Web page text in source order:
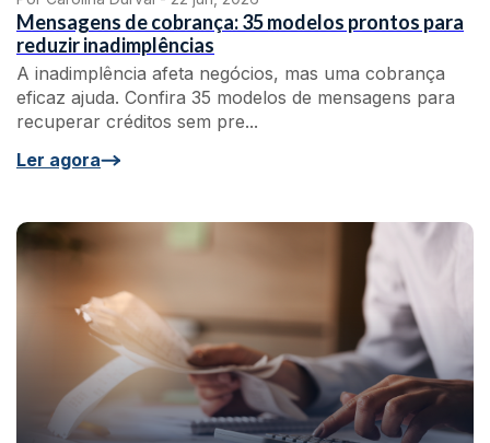
Mensagens de cobrança: 35 modelos prontos para
reduzir inadimplências
A inadimplência afeta negócios, mas uma cobrança
eficaz ajuda. Confira 35 modelos de mensagens para
recuperar créditos sem pre...
Ler agora